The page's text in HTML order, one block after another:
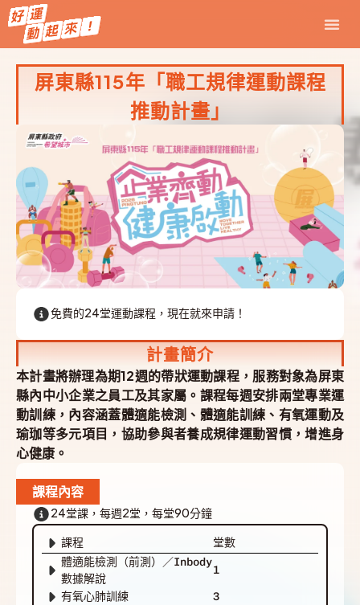
屏東縣115年「職工規律運動課程
推動計畫」
計畫簡介
本計畫將辦理為期12週的帶狀運動課程，服務對象為屏東
縣內中小企業之員工及其家屬。課程每週安排兩堂專業運
動訓練，內容涵蓋體適能檢測、體適能訓練、有氧運動及
瑜珈等多元項目，協助參與者養成規律運動習慣，增進身
心健康。
課程內容
24堂課，每週2堂，每堂90分鐘
課程
堂數
體適能檢測（前測）／Inbody
數據解說
1
有氧心肺訓練
3
免費的24堂運動課程，現在就來申請！